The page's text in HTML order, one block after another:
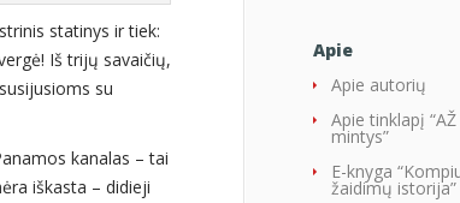
statinys ir tiek:
Iš trijų savaičių,
su
kanalas – tai
iškasta – didieji
Apie
Apie autorių
Apie tinklapį
mintys”
E-knyga
žaidimų istorija”